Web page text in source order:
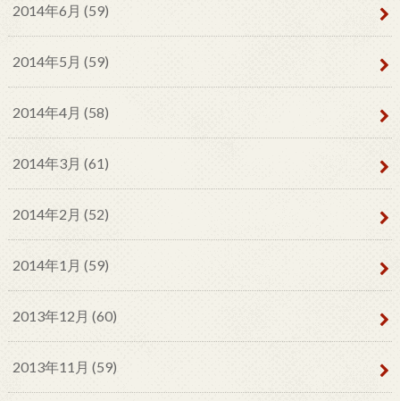
2014年6月 (59)
2014年5月 (59)
2014年4月 (58)
2014年3月 (61)
2014年2月 (52)
2014年1月 (59)
2013年12月 (60)
2013年11月 (59)